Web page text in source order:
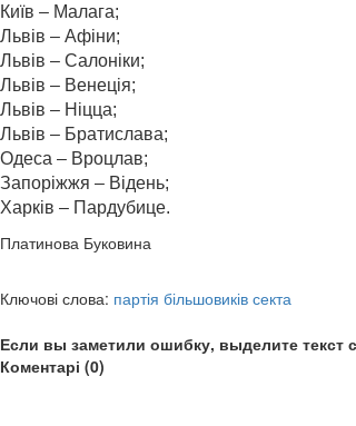
Київ – Малага;
Львів – Афіни;
Львів – Салоніки;
Львів – Венеція;
Львів – Ніцца;
Львів – Братислава;
Одеса – Вроцлав;
Запоріжжя – Відень;
Харків – Пардубице.
Платинова Буковина
Ключові слова: партія більшовиків секта
Если вы заметили ошибку, выделите
Коментарі (0)